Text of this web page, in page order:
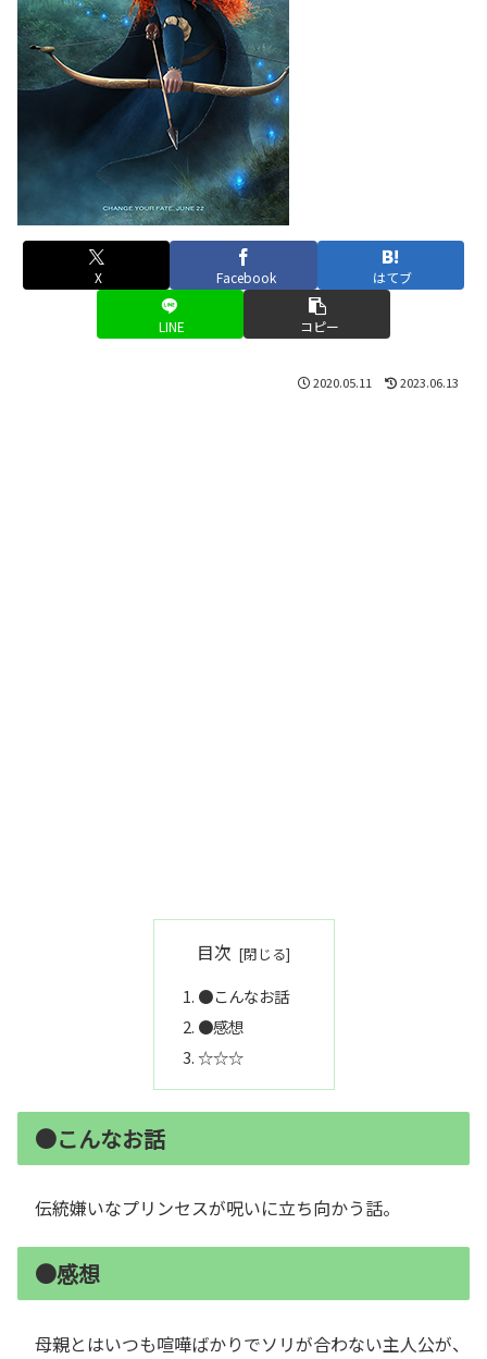
X Facebook はてブ
LINE コピー
2020.05.11 2023.06.13
目次
●こんなお話
●感想
☆☆☆
●こんなお話
伝統嫌いなプリンセスが呪いに立ち向かう話。
●感想
母親とはいつも喧嘩ばかりでソリが合わない主人公が、